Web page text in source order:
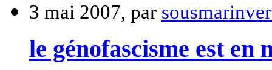
3 mai 2007, par
le génofascisme est en